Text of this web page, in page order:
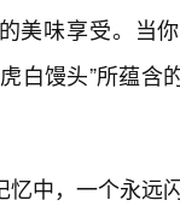
美味享受。当
白馒头”所蕴
忆中，一个永远